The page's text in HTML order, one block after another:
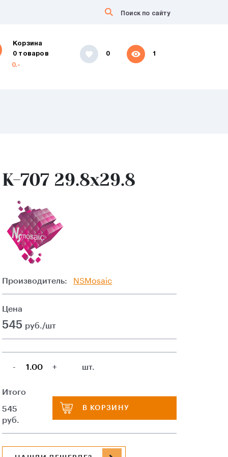
Корзина
0 товаров
0.-
0 1
K-707 29.8х29.8
Производитель: NSMosaic
Цена
545 руб./шт
- + шт.
Итого
545
руб.
В КОРЗИНУ